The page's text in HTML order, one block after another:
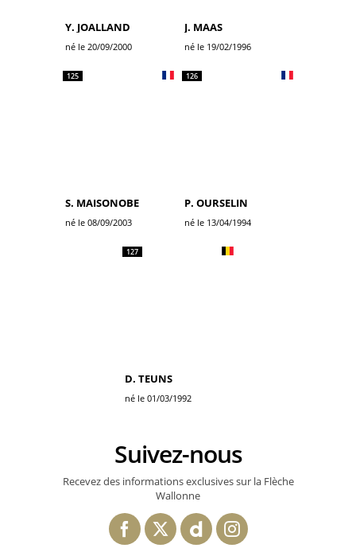
Y. JOALLAND
né le 20/09/2000
J. MAAS
né le 19/02/1996
125
S. MAISONOBE
né le 08/09/2003
126
P. OURSELIN
né le 13/04/1994
127
D. TEUNS
né le 01/03/1992
Suivez-nous
Recevez des informations exclusives sur la Flèche
Wallonne